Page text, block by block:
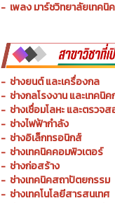
- ประวัติความเป็นมา
- ทำเนียบผู้บริหาร
- เพลง มาร์ชวิทยาลัยเทคนิ
- ช่างยนต์ และเครื่องกล
- ช่างกลโรงงาน และเทคนิค
- ช่างเชื่อมโลหะ และตรวจ
- ช่างไฟฟ้ากำลัง
- ช่างอิเล็กทรอนิกส์